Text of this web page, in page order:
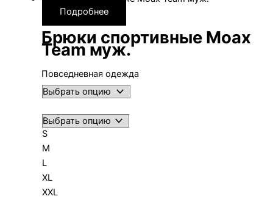
Подробнее
Брюки спортивные Moax
Team муж.
Повседневная одежда
S
M
L
XL
XXL